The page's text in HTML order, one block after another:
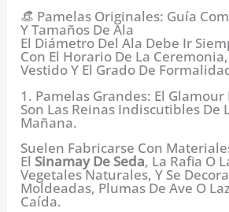
👒 Pamelas Originales: Guía
Y Tamaños De Ala
El Diámetro Del Ala Debe Ir
Con El Horario De La
Vestido Y El Grado De
1. Pamelas Grandes: El Glamour
Son Las Reinas Indiscutibles De
Mañana.
Suelen Fabricarse Con
El Sinamay De Seda, La Rafia O
Vegetales Naturales, Y Se
Moldeadas, Plumas De Ave O
Caída.